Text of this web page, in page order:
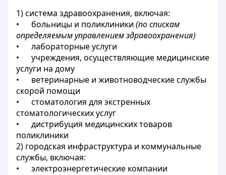
1) система здравоохранения, включая:
• больницы и поликлиники (по спискам
определяемым управлением здравоохранения)
• лабораторные услуги
• учреждения, осуществляющие медицинские
услуги на дому
• ветеринарные и животноводческие службы
скорой помощи
• стоматология для экстренных
стоматологических услуг
• дистрибуция медицинских товаров
поликлиники
2) городская инфраструктура и коммунальные
службы, включая:
• электроэнергетические компании